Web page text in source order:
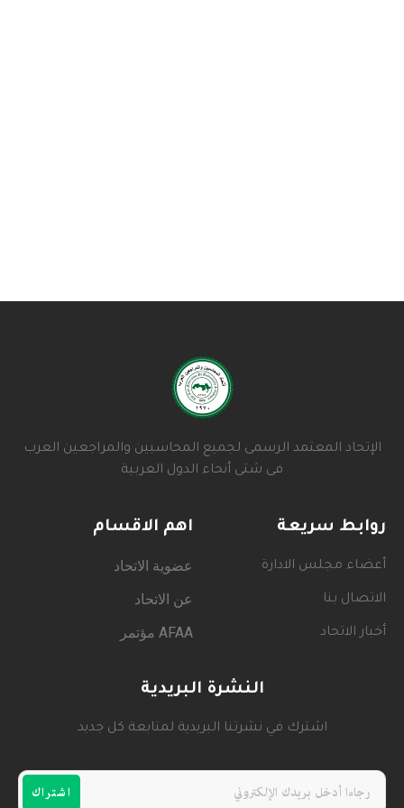
الإتحاد المعتمد الرسمى لجميع المحاسبين والمراجعين العرب
فى شتى أنحاء الدول العربية
روابط سريعة
أعضاء مجلس الادارة
الاتصال بنا
أخبار الاتحاد
اهم الاقسام
عضوية الاتحاد
عن الاتحاد
AFAA مؤتمر
النشرة البريدية
اشترك في نشرتنا البريدية لمتابعة كل جديد
اشتراك